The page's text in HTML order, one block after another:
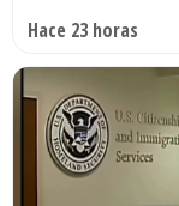
Hace 23 horas